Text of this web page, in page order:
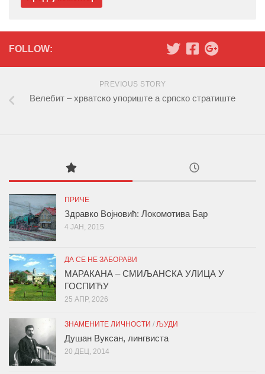
FOLLOW:
PREVIOUS STORY
Велебит – хрватско упориште а српско стратиште
ПРИЧЕ
Здравко Војновић: Локомотива Бар
4 ЈАН, 2015
ДА СЕ НЕ ЗАБОРАВИ
МАРАКАНА – СМИЉАНСКА УЛИЦА У
ГОСПИЋУ
25 АПР, 2026
ЗНАМЕНИТЕ ЛИЧНОСТИ / ЉУДИ
Душан Вуксан, лингвиста
20 ДЕЦ, 2014